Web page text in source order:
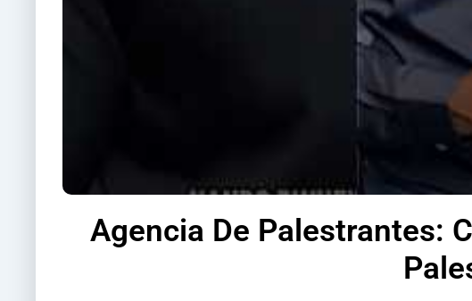
Agencia De Palestrantes: